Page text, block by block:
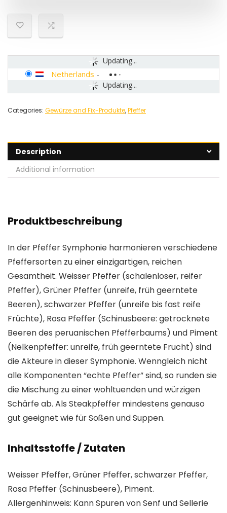
Updating...
Updating...
Netherlands -
Categories: Gewürze and Fix-Produkte,Pfeffer
Description
Additional information
Produktbeschreibung
In der Pfeffer Symphonie harmonieren verschiedene
Pfeffersorten zu einer einzigartigen, reichen
Gesamtheit. Weisser Pfeffer (schalenloser, reifer
Pfeffer), Grüner Pfeffer (unreife, früh geerntete
Beeren), schwarzer Pfeffer (unreife bis fast reife
Früchte), Rosa Pfeffer (Schinusbeere: getrocknete
Beeren des peruanischen Pfefferbaums) und Piment
(Nelkenpfeffer: unreife, früh geerntete Frucht) sind
die Akteure in dieser Symphonie. Wenngleich nicht
alle Komponenten “echte Pfeffer” sind, so runden sie
die Mischung zu einer wohltuenden und würzigen
Schärfe ab. Als Steakpfeffer mindestens genauso
gut geeignet wie für Soßen und Suppen.
Inhaltsstoffe / Zutaten
Weisser Pfeffer, Grüner Pfeffer, schwarzer Pfeffer,
Rosa Pfeffer (Schinusbeere), Piment.
Allergenhinweis: Kann Spuren von Senf und Sellerie